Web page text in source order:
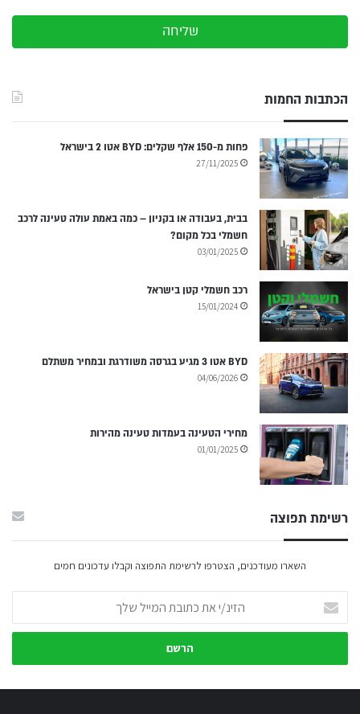
שליחה
הכתבות החמות
פחות מ-150 אלף שקלים: BYD אטו 2 בישראל
27/11/2025
בבית, בעבודה או בקניון – כמה באמת עולה טעינה לרכב
חשמלי בכל מקום?
03/01/2025
רכב חשמלי קטן בישראל
15/01/2024
BYD אטו 3 מגיע בגרסה משודרגת ובמחיר משתלם
04/06/2026
מחירי הטעינה בעמדות טעינה מהירות
01/01/2025
רשימת תפוצה
השארו מעודכנים, הצטרפו לרשימת התפוצה וקבלו עדכונים חמים
את
כתובת
שלך